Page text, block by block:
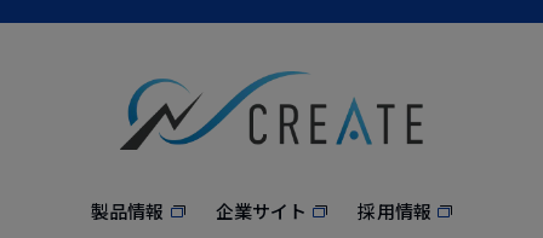
製品情報 企業サイト
採用情報